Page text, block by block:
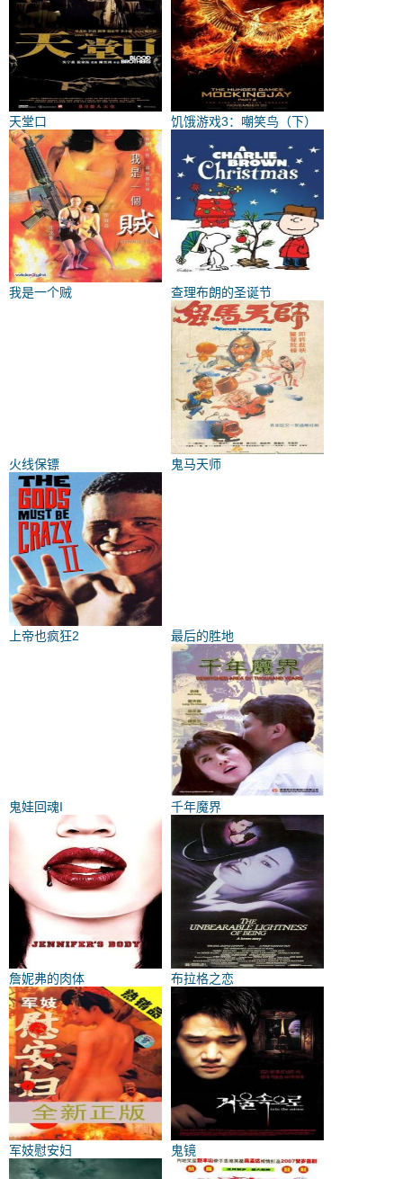
天堂口 饥饿游戏3：嘲笑鸟（下）
我是一个贼 查理布朗的圣诞节
火线保镖 鬼马天师
上帝也疯狂2 最后的胜地
鬼娃回魂I 千年魔界
詹妮弗的肉体 布拉格之恋
军妓慰安妇 鬼镜